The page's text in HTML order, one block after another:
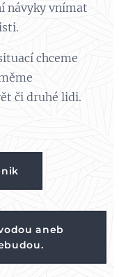
návyky vnímat
chceme
či druhé lidi.
aneb